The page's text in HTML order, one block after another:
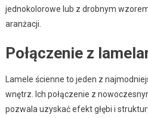
jednokolorowe lub z drobnym
aranżacji.
Połączenie z
Lamele ścienne to jeden z
wnętrz. Ich połączenie z
pozwala uzyskać efekt głębi i